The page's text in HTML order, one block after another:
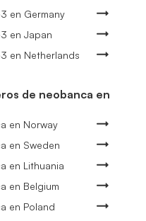
en Germany
en Japan
en Netherlands
de neobanca en
en Norway
en Sweden
en Lithuania
en Belgium
en Poland